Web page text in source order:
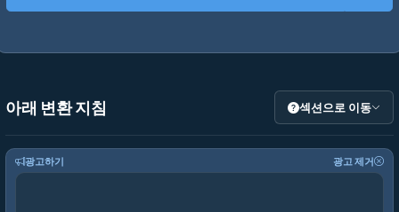
기타 도구
아래 변환 지침 섹션으로 이동
광고하기 광고 제거